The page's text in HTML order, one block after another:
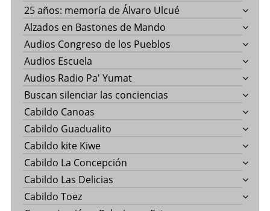
25 años: memoría de Álvaro Ulcué
Alzados en Bastones de Mando
Audios Congreso de los Pueblos
Audios Escuela
Audios Radio Pa' Yumat
Buscan silenciar las conciencias
Cabildo Canoas
Cabildo Guadualito
Cabildo kite Kiwe
Cabildo La Concepción
Cabildo Las Delicias
Cabildo Toez